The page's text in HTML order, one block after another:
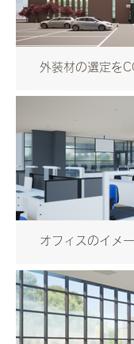
外装材の選定を
オフィスのイメ